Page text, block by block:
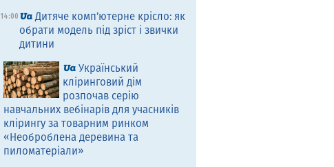
14:00
Дитяче комп’ютерне крісло: як
обрати модель під зріст і звички
дитини
Український
кліринговий дім
розпочав серію
навчальних вебінарів для учасників
клірингу за товарним ринком
«Необроблена деревина та
пиломатеріали»